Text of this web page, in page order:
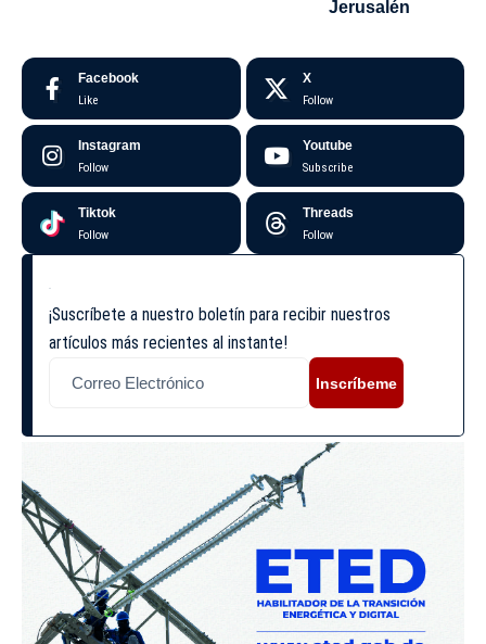
Jerusalén
Facebook
Like
X
Follow
Instagram
Follow
Youtube
Subscribe
Tiktok
Follow
Threads
Follow
¡Suscríbete a nuestro boletín para recibir nuestros
artículos más recientes al instante!
Inscríbeme